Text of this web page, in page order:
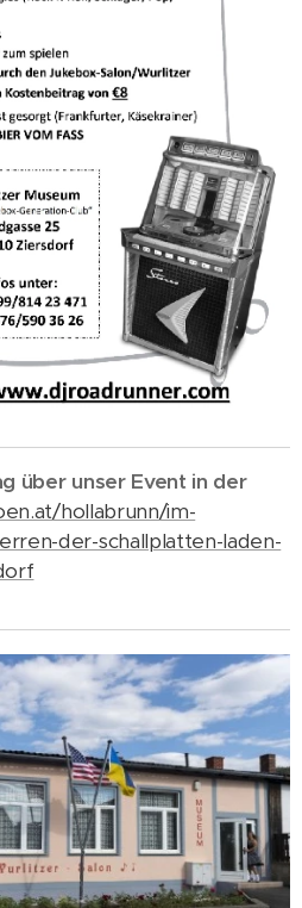
über unser Event in der
hollabrunn/im-
der-schallplatten-laden-